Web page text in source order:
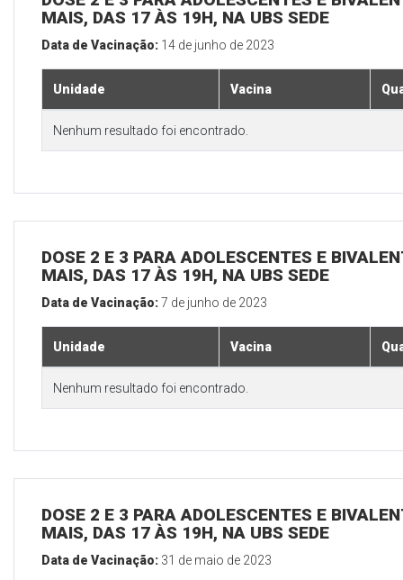
MAIS, DAS 17 ÀS 19H, NA UBS SEDE
Data de Vacinação: 14 de junho de 2023
Unidade Vacina
Nenhum resultado foi encontrado.
DOSE 2 E 3 PARA ADOLESCENTES E
MAIS, DAS 17 ÀS 19H, NA UBS SEDE
Data de Vacinação:7 de junho de 2023
Unidade Vacina
Nenhum resultado foi encontrado.
DOSE 2 E 3 PARA ADOLESCENTES E
MAIS, DAS 17 ÀS 19H, NA UBS SEDE
Data de Vacinação: 31 de maio de 2023